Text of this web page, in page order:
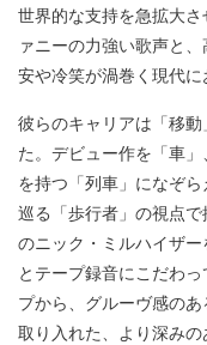
世界的な支持を急拡大
ァニーの力強い歌声と
安や冷笑が渦巻く現代に
彼らのキャリアは「移
た。デビュー作を「車
を持つ「列車」になぞ
巡る「歩行者」の視点
のニック・ミルハイザ
とテープ録音にこだわ
プから、グルーヴ感の
取り入れた、より深みの